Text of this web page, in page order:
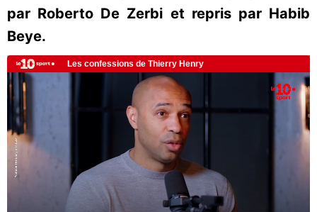
par Roberto De Zerbi et repris par Habib
Beye.